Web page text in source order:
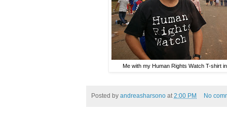
Me with my Human Rights Watch T-shirt
Posted by andreasharsono at 2:00 PM No